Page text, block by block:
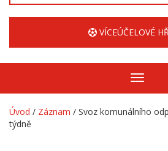
VÍCEÚČELOVÉ
navigaci
Úvod / Záznam / Svoz komunálního
týdně